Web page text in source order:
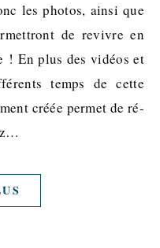
les photos, ainsi que
de revivre en
! En plus des vidéos et
temps de cette
créée permet de ré-